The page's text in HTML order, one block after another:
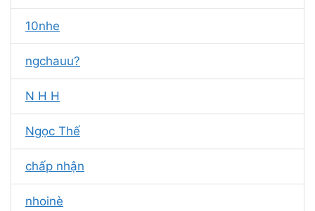
10nhe
ngchauu?
N H H
Ngọc Thế
chấp nhận
nhoinè